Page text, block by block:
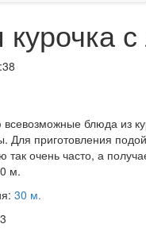
с
всевозможные блюда из
приготовления
так очень часто, а
м.
30 м.
3